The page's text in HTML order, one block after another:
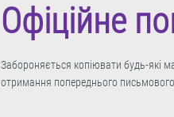
Офіційне
Забороняється копіювати будь-які
отримання попереднього письмового